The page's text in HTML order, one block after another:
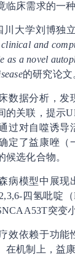
临床需求的一
川大学刘博独
and
as a novel
的研究论文
数据分析，发
的关联，提示
过对自噬诱导
定了益康唑（
候选化合物。
病模型中展现
四氢吡啶
突变
效依赖于功能
在机制上，益